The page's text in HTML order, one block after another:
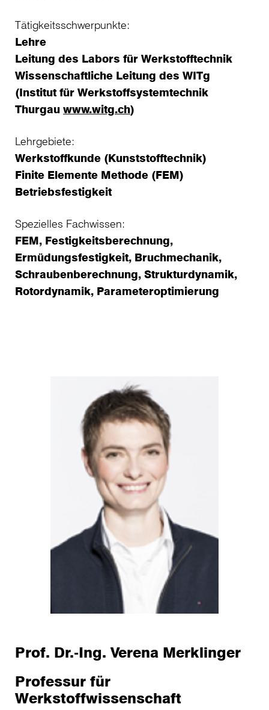
Tätigkeitsschwerpunkte:
Lehre
Leitung des Labors für Werkstofftechnik
Wissenschaftliche Leitung des WITg
(Institut für Werkstoffsystemtechnik
Thurgau www.witg.ch)
Lehrgebiete:
Werkstoffkunde (Kunststofftechnik)
Finite Elemente Methode (FEM)
Betriebsfestigkeit
Spezielles Fachwissen:
FEM, Festigkeitsberechnung,
Ermüdungsfestigkeit, Bruchmechanik,
Schraubenberechnung, Strukturdynamik,
Rotordynamik, Parameteroptimierung
Prof. Dr.-Ing. Verena Merklinger
Professur für
Werkstoffwissenschaft